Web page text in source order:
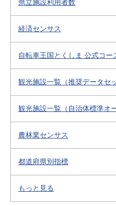
県立施設利用者数
経済センサス
自転車王国とくしま 公式コー
観光施設一覧（推奨データセッ
観光施設一覧（自治体標準オ
農林業センサス
都道府県別指標
もっと見る